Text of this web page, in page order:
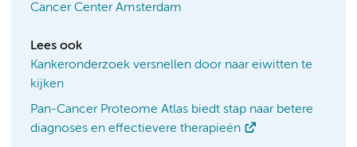
Cancer Center Amsterdam
Lees ook
Kankeronderzoek versnellen door naar eiwitten te
kijken
Pan-Cancer Proteome Atlas biedt stap naar betere
diagnoses en effectievere therapieën